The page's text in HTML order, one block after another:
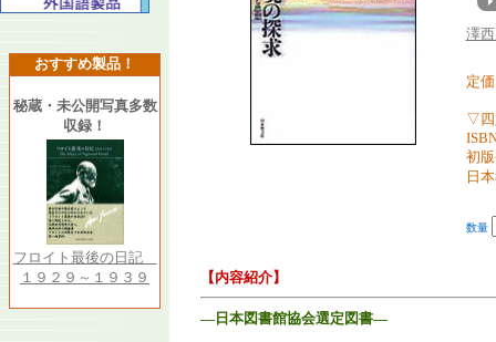
おすすめ製品！
秘蔵・未公開写真多数
収録！
フロイト最後の日記
１９２９～１９３９
澤
定
▽四
初
日
数量
【内容紹介】
―日本図書館協会選定図書―